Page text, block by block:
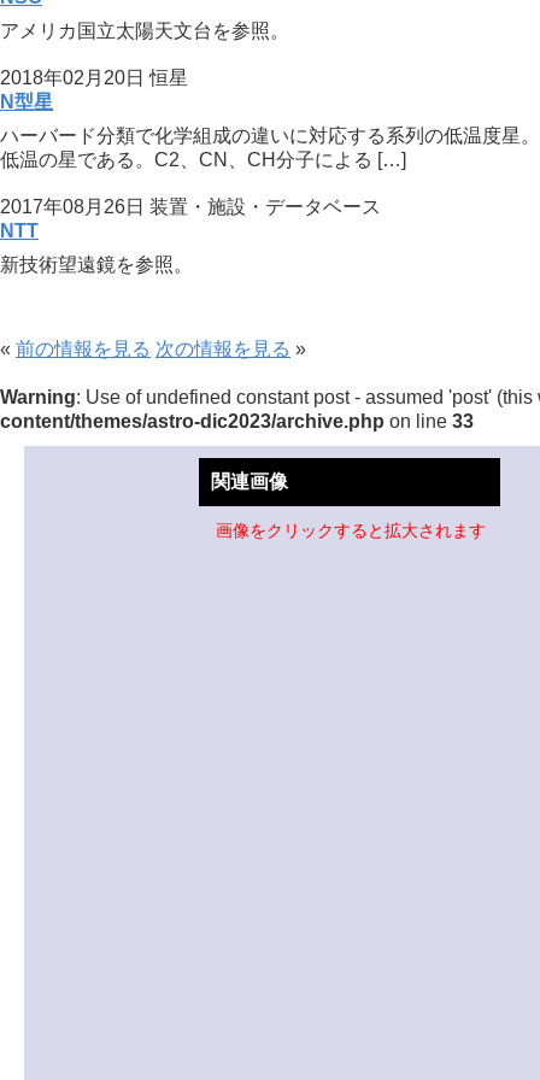
アメリカ国立太陽天文台を参照。
2018年02月20日 恒星
N型星
ハーバード分類で化学組成の違いに対応する系列の低温度星
低温の星である。C2、CN、CH分子による […]
2017年08月26日 装置・施設・データベース
NTT
新技術望遠鏡を参照。
« 前の情報を見る 次の情報を見る »
Warning: Use of undefined constant post - assumed 'post'
content/themes/astro-dic2023/archive.php on line 33
関連画像
画像をクリックすると拡大されます